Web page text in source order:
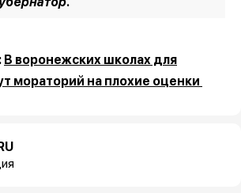
В воронежских школах для
мораторий на плохие оценки